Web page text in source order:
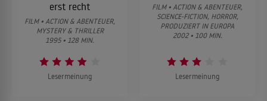
erst recht
FILM • ACTION & ABENTEUER,
MYSTERY & THRILLER
1995 • 128 MIN.
Lesermeinung
FILM • ACTION & ABENTEUER,
SCIENCE-FICTION, HORROR,
PRODUZIERT IN EUROPA
2002 • 100 MIN.
Lesermeinung